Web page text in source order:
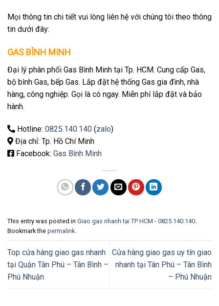
Mọi thông tin chi tiết vui lòng liên hệ với chúng tôi theo thông
tin dưới đây:
GAS BÌNH MINH
Đại lý phân phối Gas Bình Minh tại Tp. HCM. Cung cấp Gas,
bộ bình Gas, bếp Gas. Lắp đặt hệ thống Gas gia đình, nhà
hàng, công nghiệp. Gọi là có ngay. Miễn phí lắp đặt và bảo
hành.
Hotline: 0825.140.140 (zalo)
Địa chỉ: Tp. Hồ Chí Minh
Facebook: Gas Bình Minh
This entry was posted in Giao gas nhanh tại TP HCM - 0825.140.140.
Bookmark the permalink.
Top cửa hàng giao gas nhanh
tại Quận Tân Phú – Tân Bình –
Phú Nhuận
Cửa hàng giao gas uy tín giao
nhanh tại Tân Phú – Tân Bình
– Phú Nhuận